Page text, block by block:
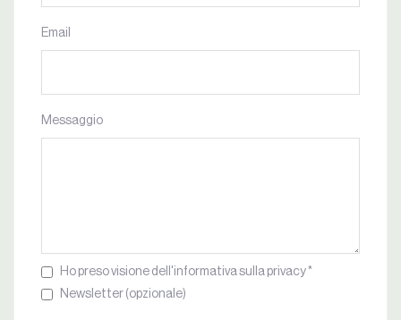
Email
Messaggio
Ho preso visione dell'informativa sulla privacy *
Newsletter (opzionale)